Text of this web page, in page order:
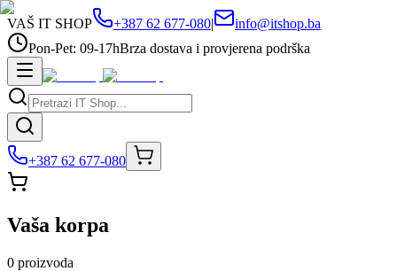
VAŠ IT SHOP +387 62 677-080|
info@itshop.ba
Pon-Pet: 09-17hBrza dostava i provjerena podrška
+387 62 677-080
Vaša korpa
0 proizvoda